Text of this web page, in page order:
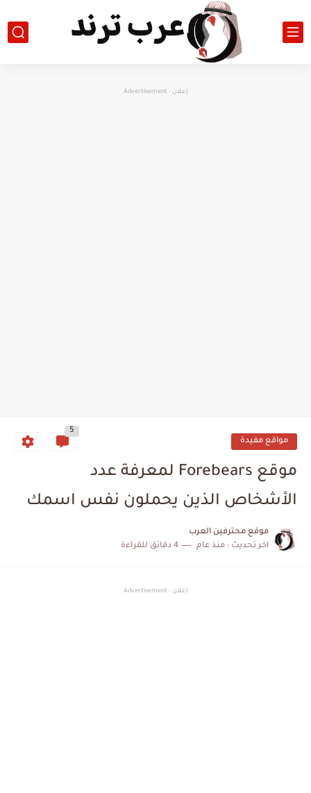
إعلان - Advertisement
مواقع مفيدة
5
موقع Forebears لمعرفة عدد
الأشخاص الذين يحملون نفس اسمك
موقع محترفين العرب
اخر تحديث : منذ عام 4 دقائق للقراءة
إعلان - Advertisement